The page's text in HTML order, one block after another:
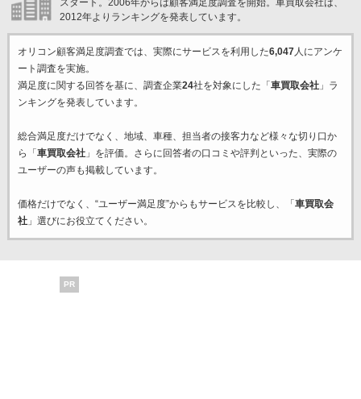
スタート。2006年からは顧客満足度調査を開始。車買取会社は、
2012年よりランキングを発表しています。
オリコン顧客満足度調査では、実際にサービスを利用した6,047人にアンケ
ート調査を実施。
満足度に関する回答を基に、調査企業24社を対象にした「 車買取会社」ラ
ンキングを発表しています。
総合満足度だけでなく、地域、車種、担当者の接客力など様々な切り口か
ら「 車買取会社」を評価。さらに回答者の口コミや評判といった、実際の
ユーザーの声も掲載しています。
価格だけでなく、“ユーザー満足度”からもサービスを比較し、「 車買取会
社」選びにお役立てください。
PR